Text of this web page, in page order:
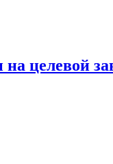
целевой